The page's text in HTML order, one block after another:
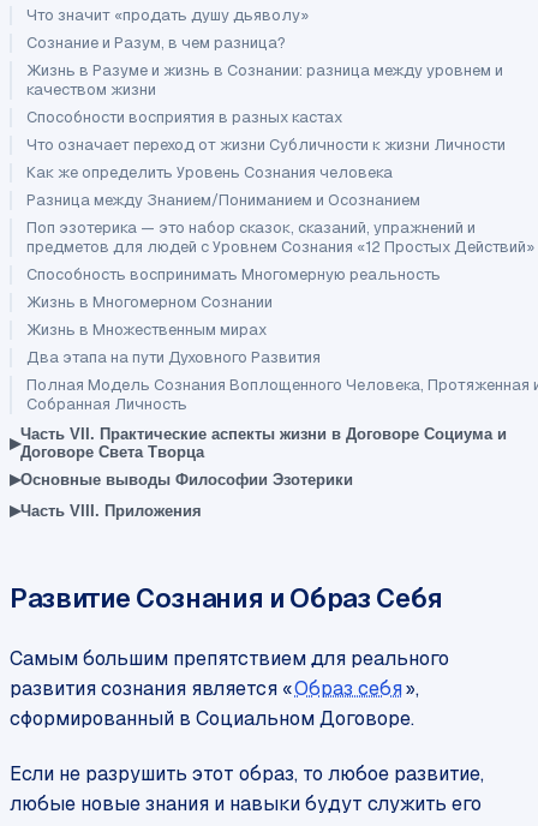
Что значит «продать душу дьяволу»
Сознание и Разум, в чем разница?
Жизнь в Разуме и жизнь в Сознании: разница между уровнем и
качеством жизни
Способности восприятия в разных кастах
Что означает переход от жизни Субличности к жизни Личности
Как же определить Уровень Сознания человека
Разница между Знанием/Пониманием и Осознанием
Поп эзотерика — это набор сказок, сказаний, упражнений и
предметов для людей с Уровнем Сознания «12 Простых Действий»
Способность воспринимать Многомерную реальность
Жизнь в Многомерном Сознании
Жизнь в Множественным мирах
Два этапа на пути Духовного Развития
Полная Модель Сознания Воплощенного Человека, Протяженная
Собранная Личность
▸Часть VII. Практические аспекты жизни в Договоре Социума и
Договоре Света Творца
▸Основные выводы Философии Эзотерики
▸Часть VIII. Приложения
Развитие Сознания и Образ Себя
Самым большим препятствием для реального
развития сознания является «Образ себя»,
сформированный в Социальном Договоре.
Если не разрушить этот образ, то любое развитие,
любые новые знания и навыки будут служить его